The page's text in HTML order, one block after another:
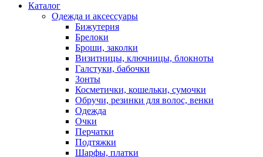
Каталог
Oдежда и аксессуары
Бижутерия
Брелоки
Броши, заколки
Визитницы, ключницы, блокноты
Галстуки, бабочки
Зонты
Косметички, кошельки, сумочки
Обручи, резинки для волос, венки
Одежда
Очки
Перчатки
Подтяжки
Шарфы, платки